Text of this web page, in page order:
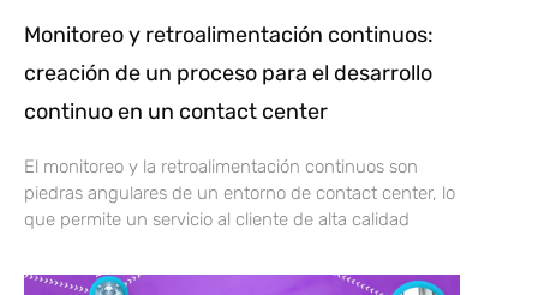
Monitoreo y retroalimentación continuos:
creación de un proceso para el desarrollo
continuo en un contact center
El monitoreo y la retroalimentación continuos son
piedras angulares de un entorno de contact center, lo
que permite un servicio al cliente de alta calidad